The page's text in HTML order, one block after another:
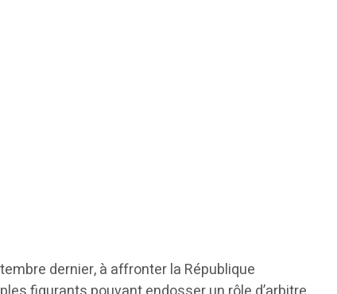
dernier, à affronter la République